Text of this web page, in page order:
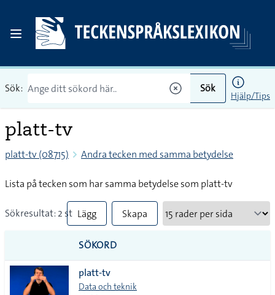
Sök: Sök
Hjälp/Tips
platt-tv
platt-tv (08715) Andra tecken med samma betydelse
Lista på tecken som har samma betydelse som platt-tv
Sökresultat: 2 st Lägg
till
alla i
lista
Skapa
SÖKORD
platt-tv
Data och teknik